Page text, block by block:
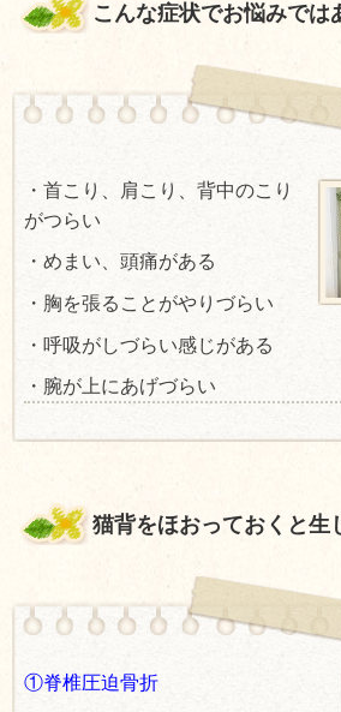
こんな症状でお悩みでは
・ 首こり、肩こり、背中のこり
がつらい
・ めまい、頭痛がある
・胸を張ることがやりづらい
・呼吸がしづらい感じがある
・腕が上にあげづらい
猫背をほおっておくと生
①脊椎圧迫骨折